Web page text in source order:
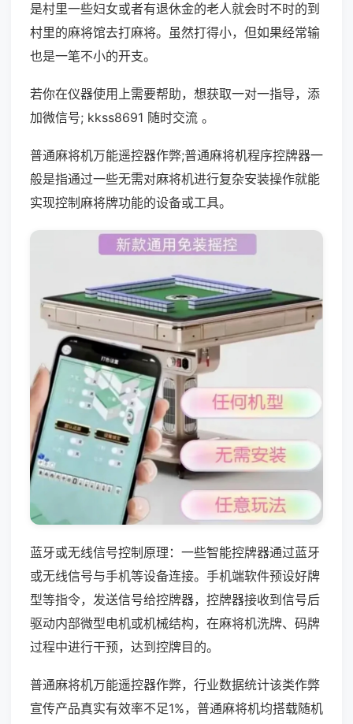
是村里一些妇女或者有退休金的老人就会时不时的到
村里的麻将馆去打麻将。虽然打得小，但如果经常输
也是一笔不小的开支。
若你在仪器使用上需要帮助，想获取一对一指导，添
加微信号; kkss8691 随时交流 。
普通麻将机万能遥控器作弊;普通麻将机程序控牌器一
般是指通过一些无需对麻将机进行复杂安装操作就能
实现控制麻将牌功能的设备或工具。
蓝牙或无线信号控制原理：一些智能控牌器通过蓝牙
或无线信号与手机等设备连接。手机端软件预设好牌
型等指令，发送信号给控牌器，控牌器接收到信号后
驱动内部微型电机或机械结构，在麻将机洗牌、码牌
过程中进行干预，达到控牌目的。
普通麻将机万能遥控器作弊，行业数据统计该类作弊
宣传产品真实有效率不足1%，普通麻将机均搭载随机